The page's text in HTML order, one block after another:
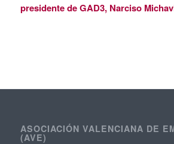
presidente de GAD3, Narciso
ASOCIACIÓN VALENCIANA DE
(AVE)